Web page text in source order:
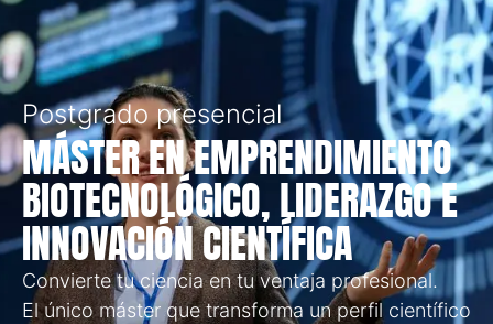
Executive Education
Internacional
In-Company
Blog
Campus Virtual
Postgrado presencial
MÁSTER EN EMPRENDIMIENTO
BIOTECNOLÓGICO, LIDERAZGO E
INNOVACIÓN CIENTÍFICA
Convierte tu ciencia en tu ventaja profesional.
El único máster que transforma un perfil científico